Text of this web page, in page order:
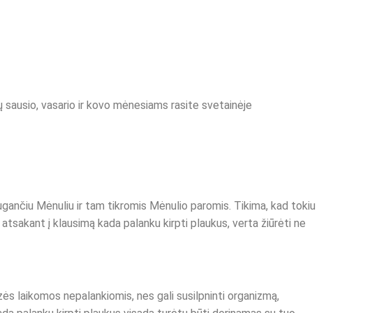
vasario ir kovo mėnesiams rasite svetainėje
Mėnuliu ir tam tikromis Mėnulio paromis. Tikima, kad tokiu
į klausimą kada palanku kirpti plaukus, verta žiūrėti ne
laikomos nepalankiomis, nes gali susilpninti organizmą,